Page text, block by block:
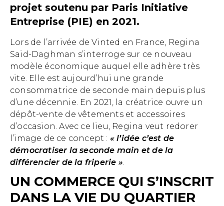
projet soutenu par Paris Initiative
Entreprise (PIE) en 2021.
Lors de l’arrivée de Vinted en France, Regina
Said-Daghman s’interroge sur ce nouveau
modèle économique auquel elle adhère très
vite. Elle est aujourd’hui une grande
consommatrice de seconde main depuis plus
d’une décennie. En 2021, la créatrice ouvre un
dépôt-vente de vêtements et accessoires
d’occasion. Avec ce lieu, Regina veut redorer
l’image de ce concept : « l’idée c’est de
démocratiser la seconde main et de la
différencier de la friperie »
UN COMMERCE QUI S’INSCRIT
DANS LA VIE DU QUARTIER